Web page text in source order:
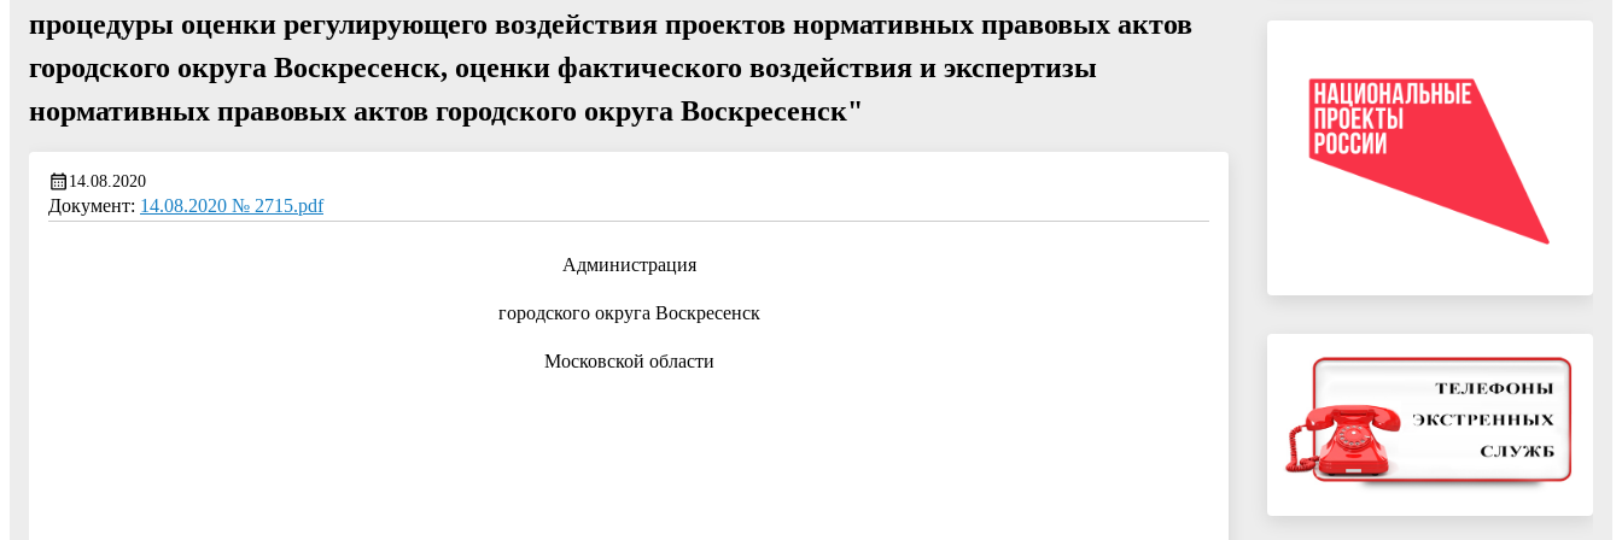
процедуры оценки регулирующего воздействия проектов нормативных правовых актов
городского округа Воскресенск, оценки фактического воздействия и экспертизы
нормативных правовых актов городского округа Воскресенск"
14.08.2020
Документ: 14.08.2020 № 2715.pdf
Администрация
городского округа Воскресенск
Московской области